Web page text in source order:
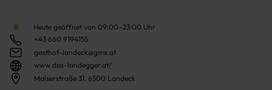
Heute geöffnet von 09:00–23:00 Uhr
+43 660 9194155
gasthof-landeck@gmx.at
www.das-landegger.at/
Malserstraße 31, 6500 Landeck